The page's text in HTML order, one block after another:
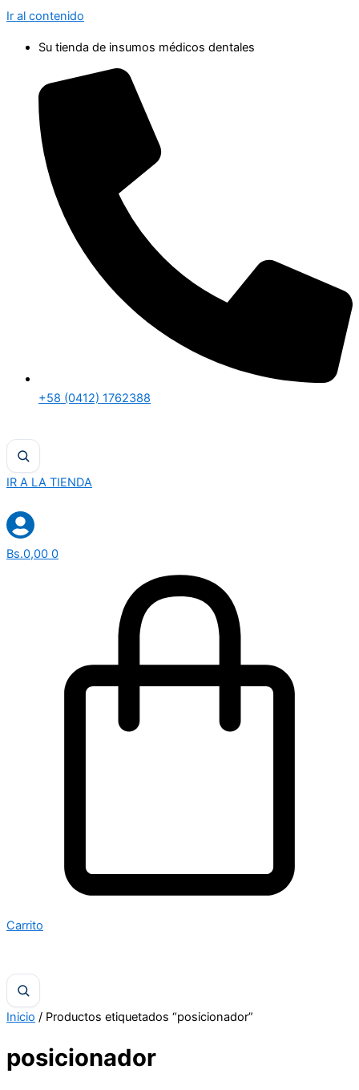
Ir al contenido
Su tienda de insumos médicos dentales
+58 (0412) 1762388
IR A LA TIENDA
Bs.0,00 0
Carrito
Inicio / Productos etiquetados “posicionador”
posicionador